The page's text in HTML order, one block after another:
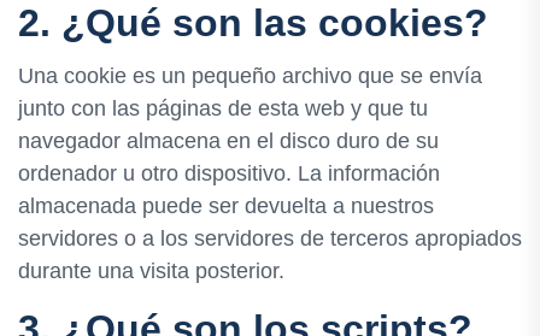
2. ¿Qué son las cookies?
Una cookie es un pequeño archivo que se envía
junto con las páginas de esta web y que tu
navegador almacena en el disco duro de su
ordenador u otro dispositivo. La información
almacenada puede ser devuelta a nuestros
servidores o a los servidores de terceros apropiados
durante una visita posterior.